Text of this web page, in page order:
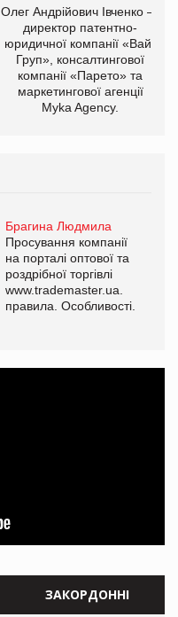
Олег Андрійович Івченко —
директор патентно-
юридичної компанії «Вайз
Груп», консалтингової
компанії «Парето» та
маркетингової агенції
Myka Agency.
Брагина Людмила
Просування компанії
на порталі оптової та
роздрібної торгівлі
www.trademaster.ua.
правила. Особливості.
ЗАКОРДОННІ